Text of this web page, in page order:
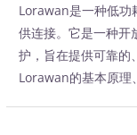
Lorawan是一种低功
供连接。它是一种开
护，旨在提供可靠的
Lorawan的基本原理